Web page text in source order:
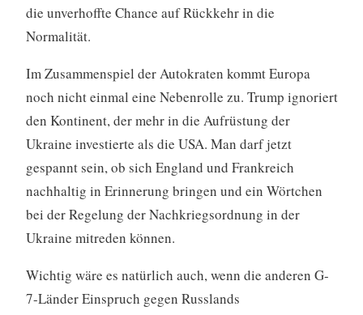
die unverhoffte Chance auf Rückkehr in die
Normalität.
Im Zusammenspiel der Autokraten kommt Europa
noch nicht einmal eine Nebenrolle zu. Trump ignoriert
den Kontinent, der mehr in die Aufrüstung der
Ukraine investierte als die USA. Man darf jetzt
gespannt sein, ob sich England und Frankreich
nachhaltig in Erinnerung bringen und ein Wörtchen
bei der Regelung der Nachkriegsordnung in der
Ukraine mitreden können.
Wichtig wäre es natürlich auch, wenn die anderen G-
7-Länder Einspruch gegen Russlands